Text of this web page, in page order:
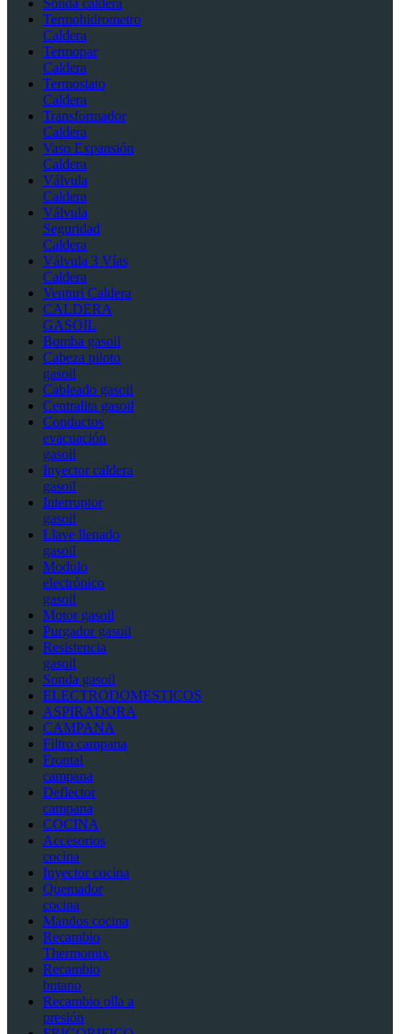
Sonda caldera
Termohidrometro
Caldera
Termopar
Caldera
Termostato
Caldera
Transformador
Caldera
Vaso Expansión
Caldera
Válvula
Caldera
Válvula
Seguridad
Caldera
Válvula 3 Vías
Caldera
Venturi Caldera
CALDERA
GASOIL
Bomba gasoil
Cabeza piloto
gasoil
Cableado gasoil
Centralita gasoil
Conductos
evacuación
gasoil
Inyector caldera
gasoil
Interruptor
gasoil
Llave llenado
gasoil
Modulo
electrónico
gasoil
Motor gasoil
Purgador gasoil
Resistencia
gasoil
Sonda gasoil
ELECTRODOMESTICOS
ASPIRADORA
CAMPANA
Filtro campana
Frontal
campana
Deflector
campana
COCINA
Accesorios
cocina
Inyector cocina
Quemador
cocina
Mandos cocina
Recambio
Thermomix
Recambio
butano
Recambio olla a
presión